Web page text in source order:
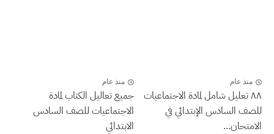
منذ عام
٨٨ تعليل شامل لمادة الاجتماعيات
للصف السادس الإبتدائي في
الامتحان...
منذ عام
جميع تعاليل الكتاب لمادة
الاجتماعيات للصف السادس
الابتدائي